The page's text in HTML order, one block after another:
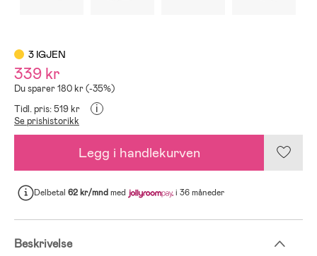
3 IGJEN
339 kr
Du sparer 180 kr (-35%)
Tidl. pris: 519 kr
i
Se prishistorikk
Legg i handlekurven
Delbetal 62 kr/mndmed i 36 måneder
Beskrivelse